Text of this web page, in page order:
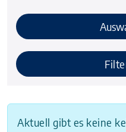
Aktuell gibt es keine